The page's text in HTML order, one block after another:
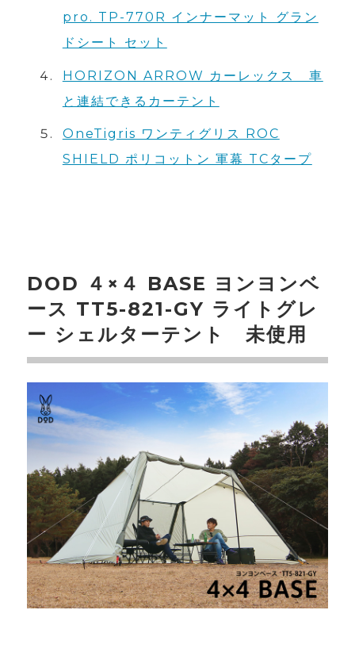
pro. TP-770R インナーマット グラン
ドシート セット
HORIZON ARROW カーレックス 車
と連結できるカーテント
OneTigris ワンティグリス ROC
SHIELD ポリコットン 軍幕 TCタープ
DOD ４×４ BASE ヨンヨンベ
ース TT5-821-GY ライトグレ
ー シェルターテント 未使用